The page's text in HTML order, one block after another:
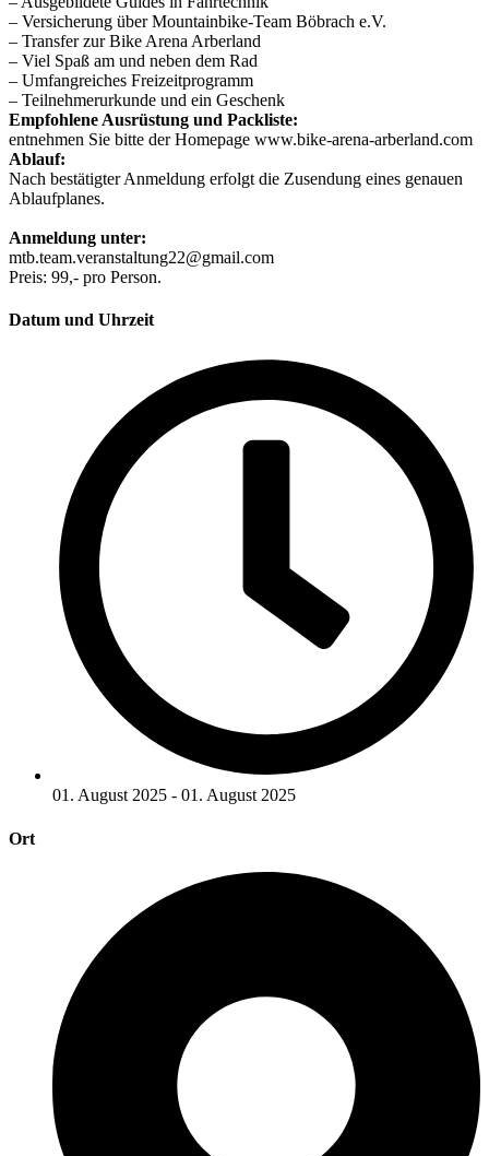
– Versicherung über Mountainbike-Team Böbrach e.V.
– Transfer zur Bike Arena Arberland
– Viel Spaß am und neben dem Rad
– Umfangreiches Freizeitprogramm
– Teilnehmerurkunde und ein Geschenk
Empfohlene Ausrüstung und Packliste:
entnehmen Sie bitte der Homepage www.bike-arena-arberland.com
Ablauf:
Nach bestätigter Anmeldung erfolgt die Zusendung eines genauen
Ablaufplanes.
Anmeldung unter:
mtb.team.veranstaltung22@gmail.com
Preis: 99,- pro Person.
Datum und Uhrzeit
01. August 2025 - 01. August 2025
Ort